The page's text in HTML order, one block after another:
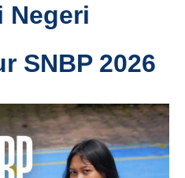
Negeri
SNBP 2026